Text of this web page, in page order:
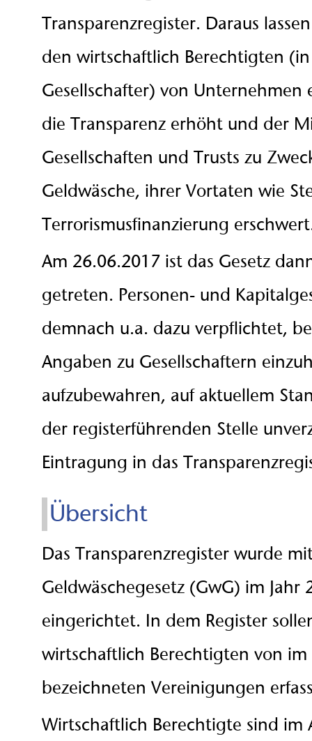
Transparenzregister. Daraus
den wirtschaftlich Berechtigten
Gesellschafter) von Unternehmen
die Transparenz erhöht und der
Gesellschaften und Trusts zu
Geldwäsche, ihrer Vortaten wie
Terrorismusfinanzierung
Am 26.06.2017 ist das Gesetz
getreten. Personen- und
demnach u.a. dazu verpflichtet,
Angaben zu Gesellschaftern
aufzubewahren, auf aktuellem
der registerführenden Stelle
Eintragung in das
Übersicht
Das Transparenzregister wurde
Geldwäschegesetz (GwG) im Jahr
eingerichtet. In dem Register
wirtschaftlich Berechtigten von im
bezeichneten Vereinigungen
Wirtschaftlich Berechtigte sind im